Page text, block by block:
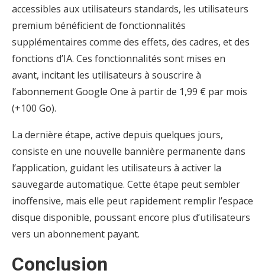
accessibles aux utilisateurs standards, les utilisateurs
premium bénéficient de fonctionnalités
supplémentaires comme des effets, des cadres, et des
fonctions d’IA. Ces fonctionnalités sont mises en
avant, incitant les utilisateurs à souscrire à
l’abonnement Google One à partir de 1,99 € par mois
(+100 Go).
La dernière étape, active depuis quelques jours,
consiste en une nouvelle bannière permanente dans
l’application, guidant les utilisateurs à activer la
sauvegarde automatique. Cette étape peut sembler
inoffensive, mais elle peut rapidement remplir l’espace
disque disponible, poussant encore plus d’utilisateurs
vers un abonnement payant.
Conclusion